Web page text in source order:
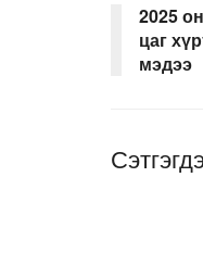
2025
цаг
мэдээ